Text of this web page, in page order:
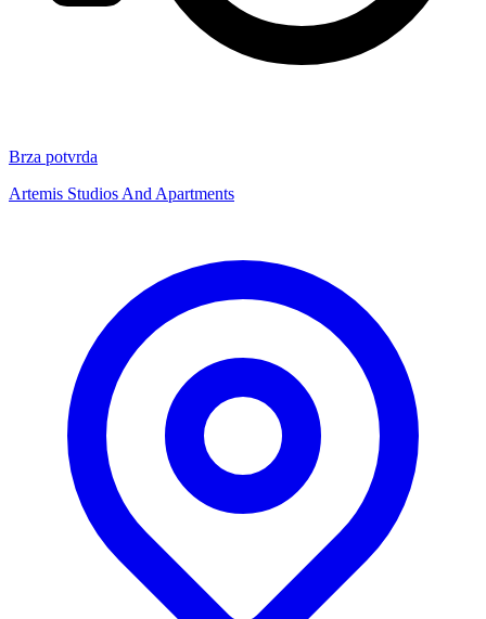
Brza potvrda
Artemis Studios And Apartments